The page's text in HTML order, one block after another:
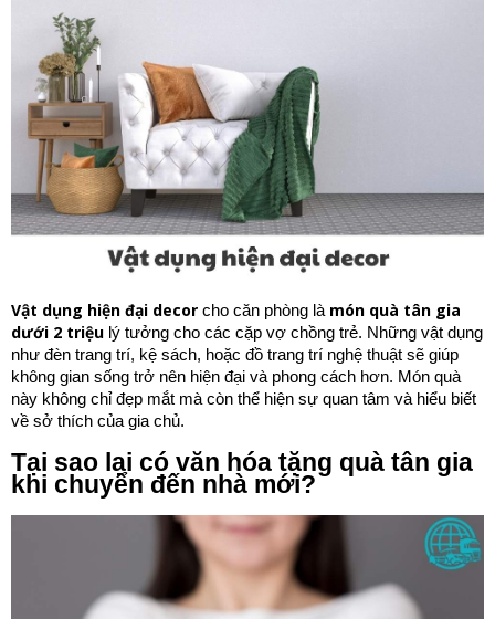
Vật dụng hiện đại decor cho căn phòng là món quà tân gia
dưới 2 triệu lý tưởng cho các cặp vợ chồng trẻ. Những vật dụng
như đèn trang trí, kệ sách, hoặc đồ trang trí nghệ thuật sẽ giúp
không gian sống trở nên hiện đại và phong cách hơn. Món quà
này không chỉ đẹp mắt mà còn thể hiện sự quan tâm và hiểu biết
về sở thích của gia chủ.
Tại sao lại có văn hóa tặng quà tân gia
khi chuyển đến nhà mới?